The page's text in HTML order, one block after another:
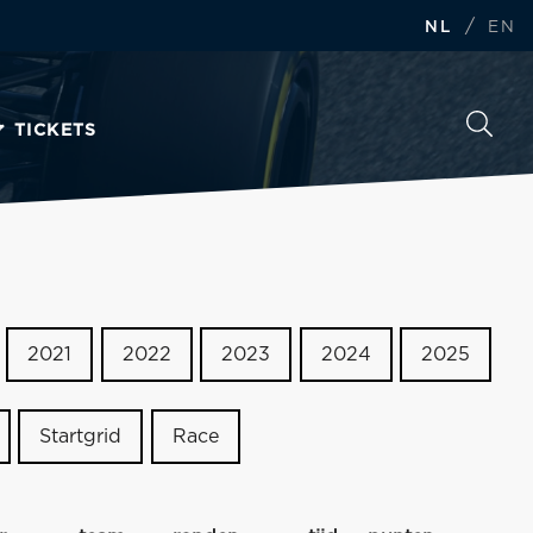
NL / EN
TICKETS
2021 2022 2023 2024 2025
Startgrid Race